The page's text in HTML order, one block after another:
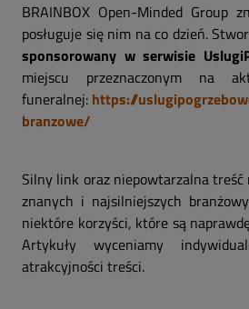
BRAINBOX Open-Minded Group
posługuje się nim na co dzień.
sponsorowany w serwisie
miejscu przeznaczonym na
funeralnej: https://
branzowe/
Silny link oraz niepowtarzalna treść
znanych i najsilniejszych
niektóre korzyści, które są
Artykuły wyceniamy
atrakcyjności treści.